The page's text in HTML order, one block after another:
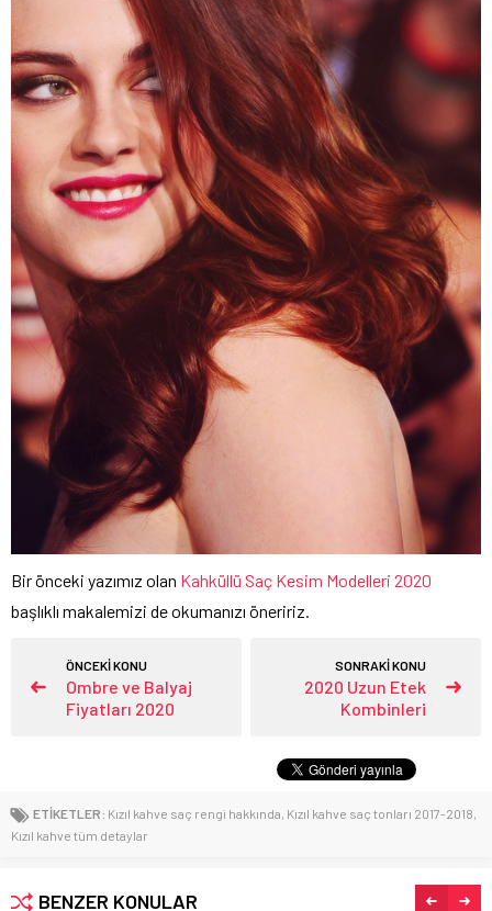
Bir önceki yazımız olan Kahküllü Saç Kesim Modelleri 2020
başlıklı makalemizi de okumanızı öneririz.
ÖNCEKİ KONU
Ombre ve Balyaj
Fiyatları 2020
SONRAKİ KONU
2020 Uzun Etek
Kombinleri
ETİKETLER: Kızıl kahve saç rengi hakkında Kızıl kahve saç tonları 2017-2018
Kızıl kahve tüm detaylar
BENZER KONULAR